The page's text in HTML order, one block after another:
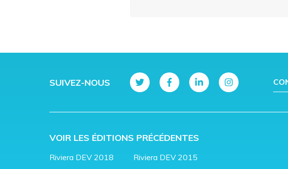
VOIR LES ÉDITIONS PRÉCÉDENTES
Riviera DEV 2018
Riviera DEV 2015
SUIVEZ-NOUS